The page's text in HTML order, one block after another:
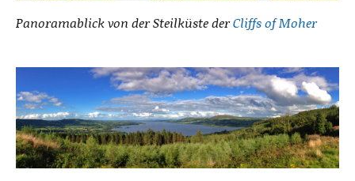
Panoramablick von der Steilküste derCliffs of Moher